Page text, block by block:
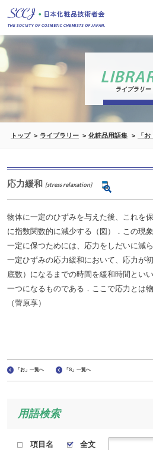
ライブラリー
トップ ライブラリー 化粧品用語集 「
応力緩和 [stress relaxation]
物体に一定のひずみを与えた後、これを
に指数関数的に減少する（図）．この現
一定に保つためには、応力をしだいに減
一定ひずみの応力緩和において、応力が
底数）になるまでの時間を緩和時間とい
一つになるものである．ここで応力とは
（菅原享）
「お」一覧へ 「S」一覧へ
用語検索
項目名 全文